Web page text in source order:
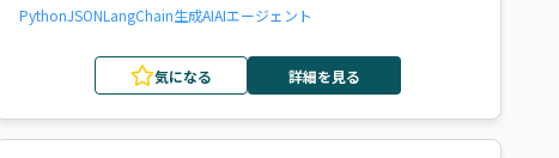
PythonJSONLangChain生成AIAIエージェント
気になる 詳細を見る